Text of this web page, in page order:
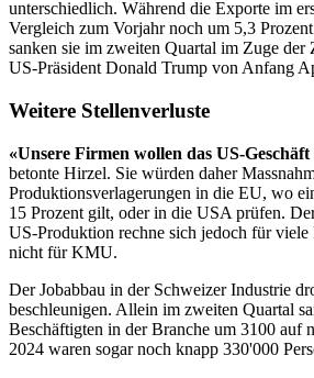
unterschiedlich. Während die Exporte im
Vergleich zum Vorjahr noch um 5,3
sanken sie im zweiten Quartal im Zuge der
US-Präsident Donald Trump von Anfang
Weitere Stellenverluste
«Unsere Firmen wollen das US-
betonte Hirzel. Sie würden daher
Produktionsverlagerungen in die EU, wo
15 Prozent gilt, oder in die USA prüfen.
US-Produktion rechne sich jedoch für
nicht für KMU.
Der Jobabbau in der Schweizer Industrie
beschleunigen. Allein im zweiten Quartal
Beschäftigten in der Branche um 3100 auf
2024 waren sogar noch knapp 330'000